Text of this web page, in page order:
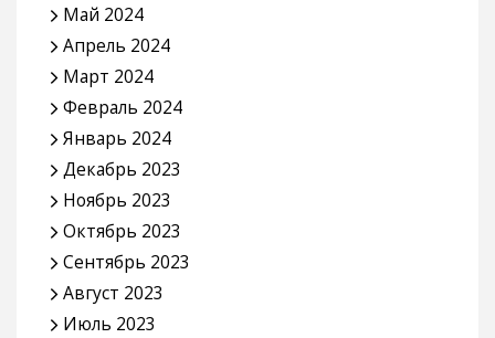
Май 2024
Апрель 2024
Март 2024
Февраль 2024
Январь 2024
Декабрь 2023
Ноябрь 2023
Октябрь 2023
Сентябрь 2023
Август 2023
Июль 2023